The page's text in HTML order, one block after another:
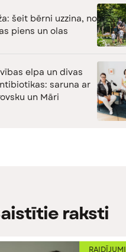
šeit bērni uzzina, no
piens un olas
elpa un divas
saruna ar
un Māri
raksti
RAIDĪJUMI